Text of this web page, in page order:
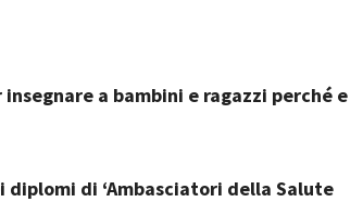
a bambini e ragazzi perché e
diplomi di ‘Ambasciatori della Salute